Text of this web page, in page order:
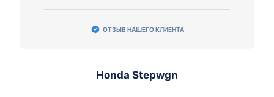
ОТЗЫВ НАШЕГО КЛИЕНТА
Honda Stepwgn